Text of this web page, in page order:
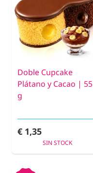
Doble Cupcake
Plátano y Cacao | 55
g
€ 1,35
SIN STOCK